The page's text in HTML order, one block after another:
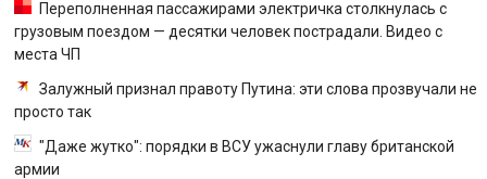
Переполненная пассажирами электричка столкнулась с
грузовым поездом — десятки человек пострадали. Видео с
места ЧП
Залужный признал правоту Путина: эти слова прозвучали не
просто так
"Даже жутко": порядки в ВСУ ужаснули главу британской
армии